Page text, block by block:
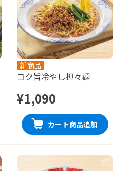
新商品
コク旨冷やし担々麺
¥1,090
カート商品追加